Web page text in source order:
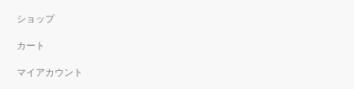
ショップ
カート
マイアカウント